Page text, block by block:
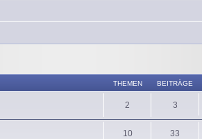
THEMEN BEITRÄGE
2 3
10 33